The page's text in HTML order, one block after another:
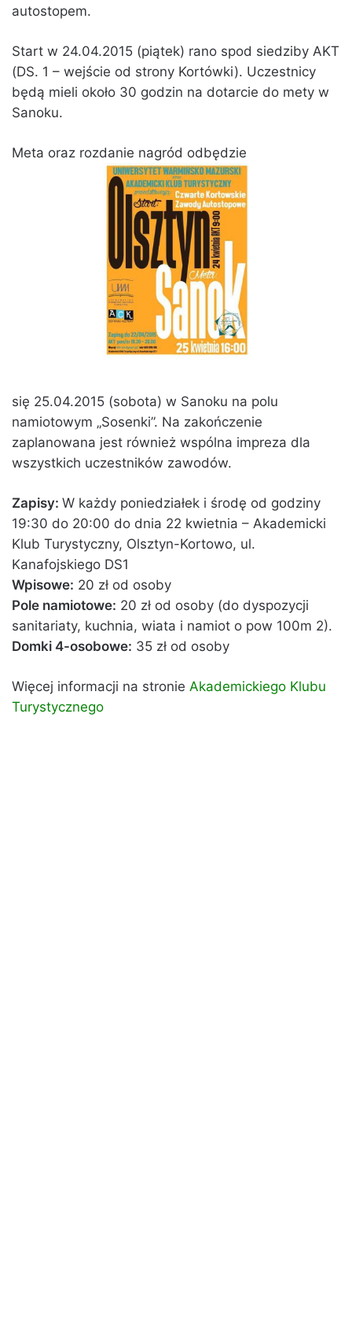
autostopem.
Start w 24.04.2015 (piątek) rano spod siedziby AKT
(DS. 1 – wejście od strony Kortówki). Uczestnicy
będą mieli około 30 godzin na dotarcie do mety w
Sanoku.
Meta oraz rozdanie nagród odbędzie
się 25.04.2015 (sobota) w Sanoku na polu
namiotowym „Sosenki”. Na zakończenie
zaplanowana jest również wspólna impreza dla
wszystkich uczestników zawodów.
Zapisy: W każdy poniedziałek i środę od godziny
19:30 do 20:00 do dnia 22 kwietnia – Akademicki
Klub Turystyczny, Olsztyn-Kortowo, ul.
Kanafojskiego DS1
Wpisowe: 20 zł od osoby
Pole namiotowe: 20 zł od osoby (do dyspozycji
sanitariaty, kuchnia, wiata i namiot o pow 100m 2).
Domki 4-osobowe: 35 zł od osoby
Więcej informacji na stronie Akademickiego Klubu
Turystycznego